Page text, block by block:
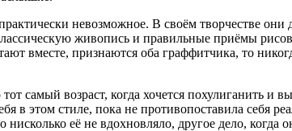
невозможное. В своём творчестве
живопись и правильные приёмы
вместе, признаются оба граффитчика, то
самый возраст, когда хочется похулиганить
в этом стиле, пока не противопоставила себя
её не вдохновляло, другое дело, когда